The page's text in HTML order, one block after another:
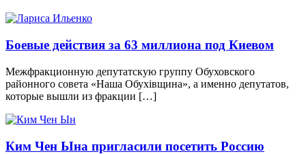
Боевые действия за 63 миллиона под Киевом
Межфракционную депутатскую группу Обуховского
районного совета «Наша Обухівщина», а именно депутатов,
которые вышли из фракции […]
Ким Чен Ына пригласили посетить Россию